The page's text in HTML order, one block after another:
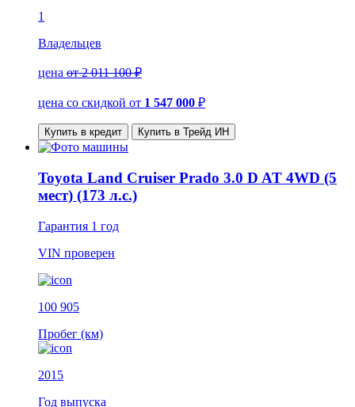
1
Владельцев
цена от 2 011 100 ₽
цена со скидкой от 1 547 000 ₽
Купить в кредит Купить в Трейд ИН
Toyota Land Cruiser Prado 3.0 D AT 4WD (5
мест) (173 л.с.)
Гарантия 1 год
VIN проверен
100 905
Пробег (км)
2015
Год выпуска